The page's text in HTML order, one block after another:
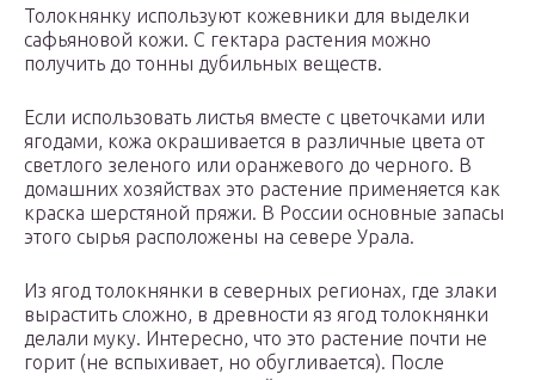
Толокнянку используют кожевники для выделки
сафьяновой кожи. С гектара растения можно
получить до тонны дубильных веществ.
Если использовать листья вместе с цветочками или
ягодами, кожа окрашивается в различные цвета от
светлого зеленого или оранжевого до черного. В
домашних хозяйствах это растение применяется как
краска шерстяной пряжи. В России основные запасы
этого сырья расположены на севере Урала.
Из ягод толокнянки в северных регионах, где злаки
вырастить сложно, в древности яз ягод толокнянки
делали муку. Интересно, что это растение почти не
горит (не вспыхивает, но обугливается). После